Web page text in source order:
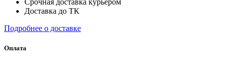
Срочная доставка курьером
Доставка до ТК
Подробнее о доставке
Оплата